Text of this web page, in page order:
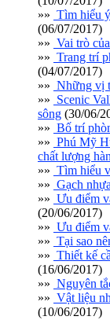
»» Tìm hiểu
(06/07/2017)
»» Vai trò
»» Trang trí
(04/07/2017)
»» Những vị
»» Scenic
sông (30/06/
»» Bố trí
»» Phú Mỹ
chất lượng
»» Tìm hiểu
»» Gạch
»» Ưu điểm
(20/06/2017)
»» Ưu điểm
»» Tại sao
»» Thiết kế
(16/06/2017)
»» Nguyên
»» Vật liệu
(10/06/2017)